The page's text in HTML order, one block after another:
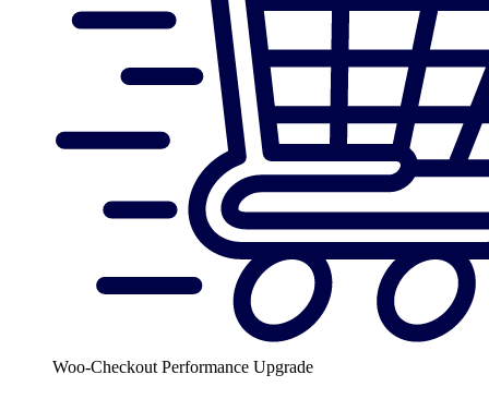
Woo-Checkout Performance Upgrade